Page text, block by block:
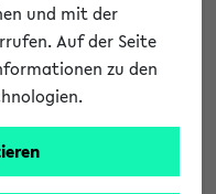
und mit der
Auf der Seite
zu den